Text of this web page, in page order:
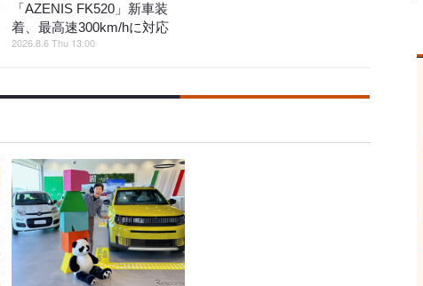
「AZENIS FK520」新車装
着、最高速300km/hに対応
2026.8.6 Thu 13:00